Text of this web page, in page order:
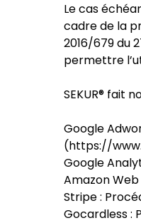
Le cas
cadre de la
2016/679 du
permettre
SEKUR® fait
Google
(https://
Google
Amazon
Stripe :
Gocardless :